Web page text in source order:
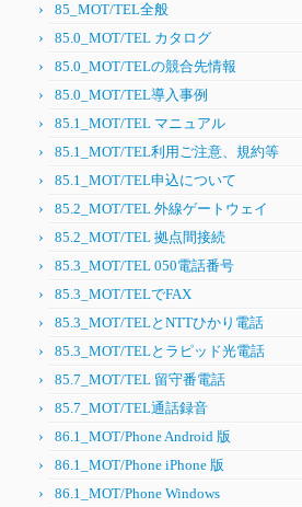
85_MOT/TEL全般
85.0_MOT/TEL カタログ
85.0_MOT/TELの競合先情報
85.0_MOT/TEL導入事例
85.1_MOT/TEL マニュアル
85.1_MOT/TEL利用ご注意、規約等
85.1_MOT/TEL申込について
85.2_MOT/TEL 外線ゲートウェイ
85.2_MOT/TEL 拠点間接続
85.3_MOT/TEL 050電話番号
85.3_MOT/TELでFAX
85.3_MOT/TELとNTTひかり電話
85.3_MOT/TELとラピッド光電話
85.7_MOT/TEL 留守番電話
85.7_MOT/TEL通話録音
86.1_MOT/Phone Android 版
86.1_MOT/Phone iPhone 版
86.1_MOT/Phone Windows